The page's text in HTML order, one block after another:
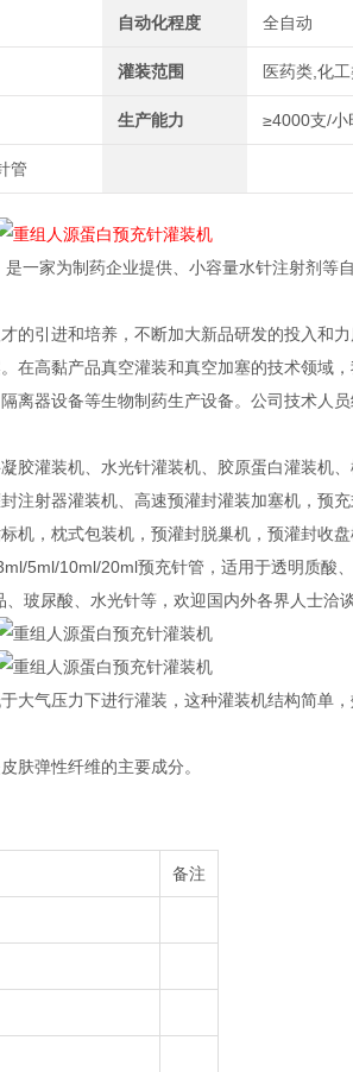
自动化程度 全自动
灌装范围 医药类,化
生产能力 ≥4000支/小
管
一家为制药企业提供、小容量水针注射剂等
的引进和培养，不断加大新品研发的投入和
在高黏产品真空灌装和真空加塞的技术领域
离器设备等生物制药生产设备。公司技术人
胶灌装机、水光针灌装机、胶原蛋白灌装机
注射器灌装机、高速预灌封灌装加塞机，预
机，枕式包装机，预灌封脱巢机，预灌封收
5ml/10ml/20ml预充针管，适用于透明质酸
玻尿酸、水光针等，欢迎国内外各界人士洽谈
大气压力下进行灌装，这种灌装机结构简单
肤弹性纤维的主要成分。
备注